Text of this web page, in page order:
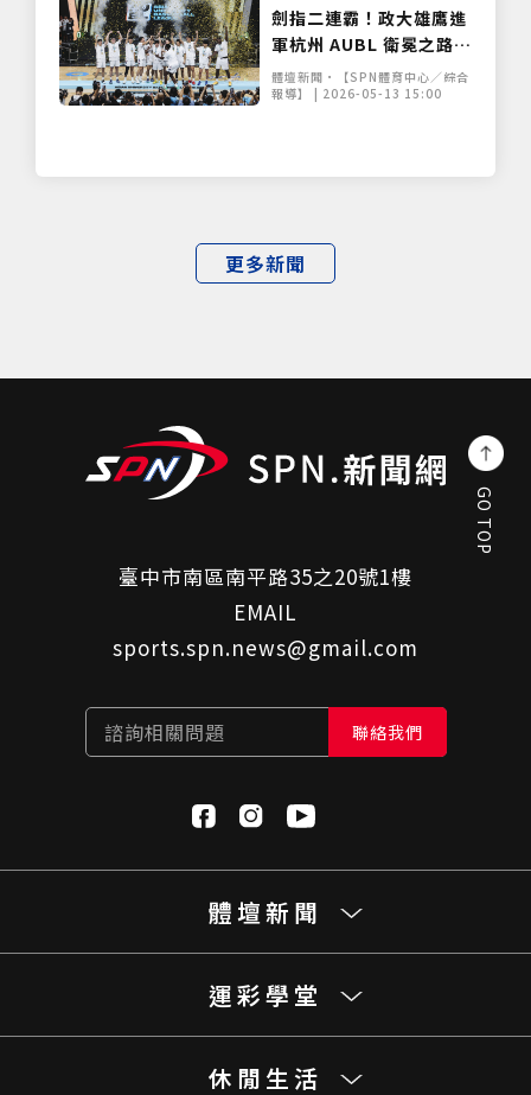
更多新聞
劍指二連霸！政大雄鷹進
軍杭州 AUBL 衛冕之路面
臨亞洲諸強挑戰
體壇新聞•【SPN體育中心／綜合
報導】 | 2026-05-13 15:00
臺中市南區南平路35之20號1樓
EMAIL
sports.spn.news@gmail.com
諮詢相關問題 聯絡我們
體壇新聞
運彩學堂
休閒生活
GO TOP